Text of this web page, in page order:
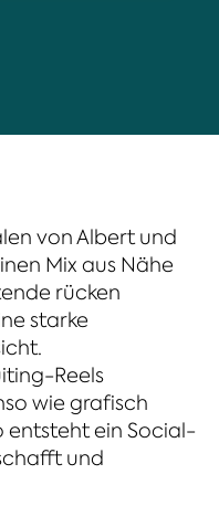
von Albert und
Mix aus Nähe
rücken
starke
Reels
wie grafisch
entsteht ein Social-
und